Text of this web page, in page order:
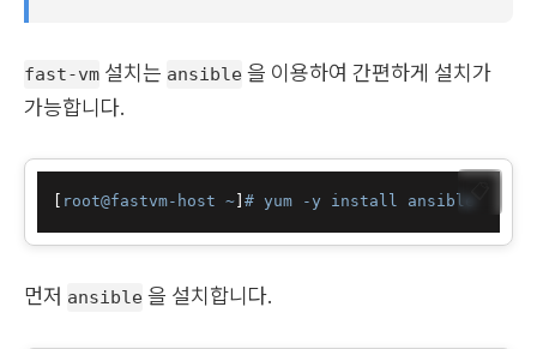
fast-vm 설치는 ansible 을 이용하여 간편하게 설치가
가능합니다.
root@fastvm-host ~] # yum -y install ansible
먼저 ansible 을 설치합니다.